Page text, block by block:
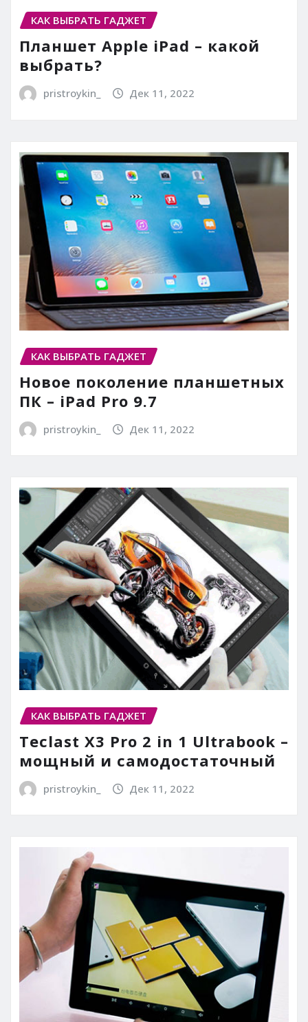
КАК ВЫБРАТЬ ГАДЖЕТ
Планшет Apple iPad – какой
выбрать?
pristroykin_ Дек 11, 2022
КАК ВЫБРАТЬ ГАДЖЕТ
Новое поколение планшетных
ПК – iPad Pro 9.7
pristroykin_ Дек 11, 2022
КАК ВЫБРАТЬ ГАДЖЕТ
Teclast X3 Pro 2 in 1 Ultrabook –
мощный и самодостаточный
pristroykin_ Дек 11, 2022